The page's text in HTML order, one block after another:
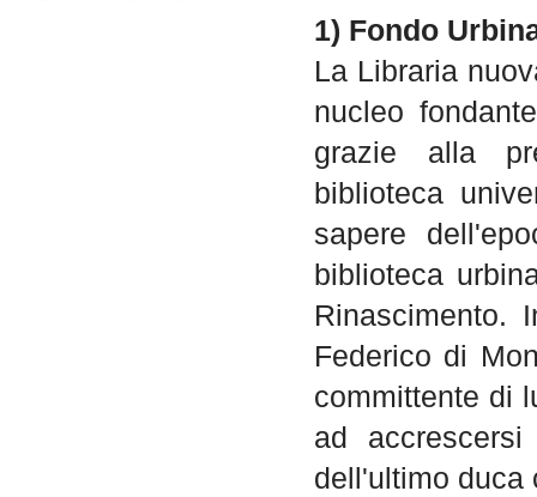
1) Fondo
La Libraria
nucleo
grazie alla
biblioteca
sapere
biblioteca
Rinascimento.
Federico di
committente di
ad
dell'ultimo duca